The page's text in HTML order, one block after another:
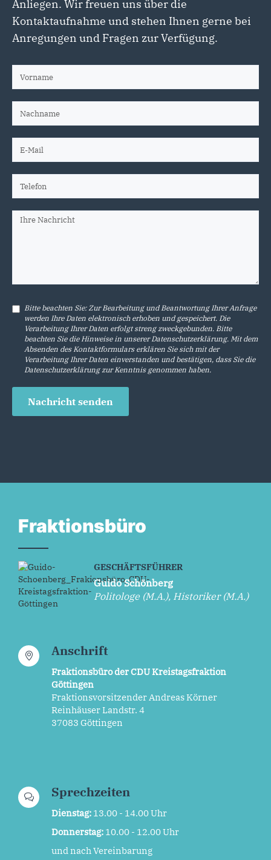
Anliegen. Wir freuen uns über die
Kontaktaufnahme und stehen Ihnen gerne bei
Anregungen und Fragen zur Verfügung.
Bitte beachten Sie: Zur Bearbeitung und Beantwortung Ihrer Anfrage
werden Ihre Daten elektronisch erhoben und gespeichert. Die
Verarbeitung Ihrer Daten erfolgt streng zweckgebunden. Bitte
beachten Sie die Hinweise in unsererDatenschutzerklärung. Mit dem
Absenden des Kontaktformulars erklären Sie sich mit der
Verarbeitung Ihrer Daten einverstanden und bestätigen, dass Sie die
Datenschutzerklärungzur Kenntnis genommen haben.
Nachricht senden
Fraktionsbüro
GESCHÄFTSFÜHRER
Guido Schönberg
Politologe (M.A.), Historiker (M.A.)
Anschrift
Fraktionsbüro der CDU Kreistagsfraktion
Göttingen
Fraktionsvorsitzender Andreas Körner
Reinhäuser Landstr. 4
37083 Göttingen
Sprechzeiten
Dienstag: 13.00 - 14.00 Uhr
Donnerstag: 10.00 - 12.00 Uhr
und nach Vereinbarung